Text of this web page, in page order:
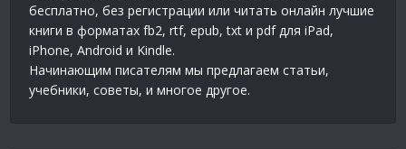
бесплатно, без регистрации или читать онлайн лучшие
книги в форматах fb2, rtf, epub, txt и pdf для iPad,
iPhone, Android и Kindle.
Начинающим писателям мы предлагаем статьи,
учебники, советы, и многое другое.